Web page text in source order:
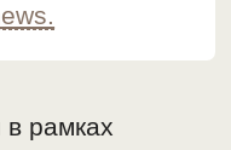
в рамках